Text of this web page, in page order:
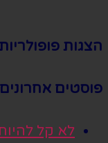
הצגות פופולריות
פוסטים אחרונים
לא קל